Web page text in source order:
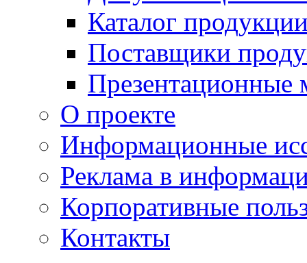
Каталог
Поставщики
Презентационные
О проекте
Информационные
Реклама в
Корпоративные
Контакты